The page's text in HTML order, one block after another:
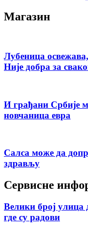
Магазин
Лубеница
Није добра за
И грађани Србије
новчаница евра
Салса може да
здрављу
Сервисне
Велики број улица
где су радови